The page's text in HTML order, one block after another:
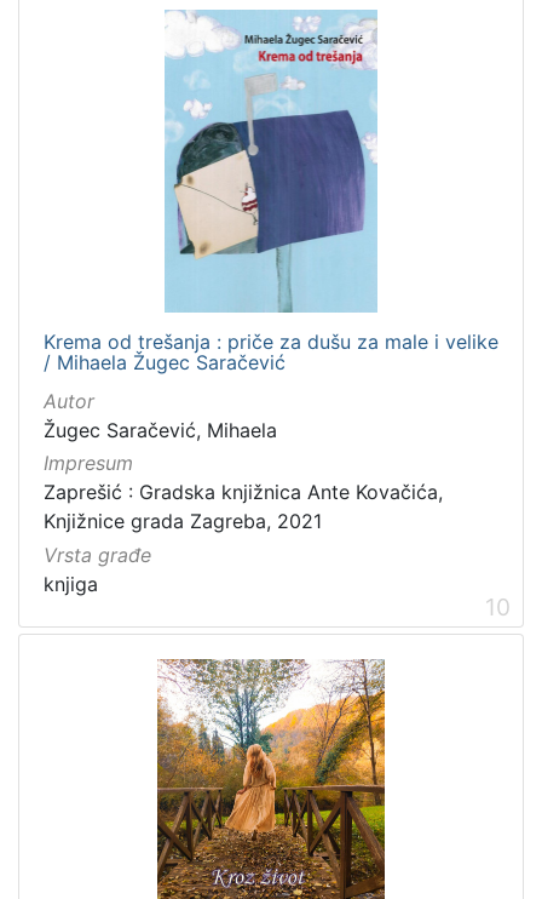
Krema od trešanja : priče za dušu za male i velike
/ Mihaela Žugec Saračević
Autor
Žugec Saračević, Mihaela
Impresum
Zaprešić : Gradska knjižnica Ante Kovačića,
Knjižnice grada Zagreba, 2021
Vrsta građe
knjiga
10